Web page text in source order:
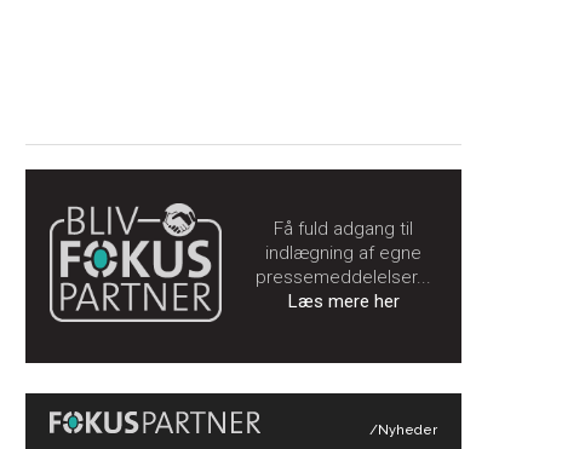
Få fuld adgang til
indlægning af egne
pressemeddelelser...
Læs mere her
/Nyheder